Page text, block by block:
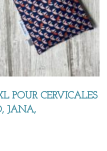
POUR CERVICALES
JANA,